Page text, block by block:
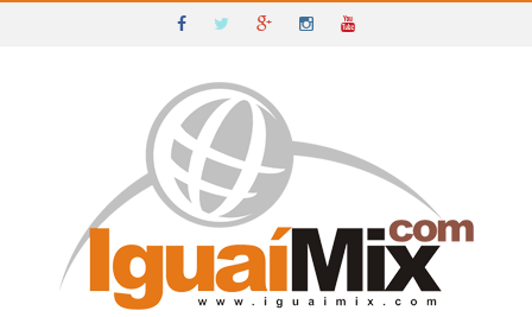
IGUAÍ E SUDOESTE DA BAHIA